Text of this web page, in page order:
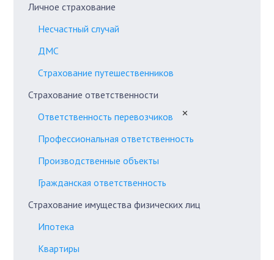
Личное страхование
Несчастный случай
ДМС
Страхование путешественников
Страхование ответственности
Ответственность перевозчиков
✕
Профессиональная ответственность
Производственные объекты
Гражданская ответственность
Страхование имущества физических лиц
Ипотека
Квартиры